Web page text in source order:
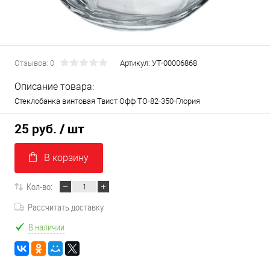
Отзывов: 0 Артикул: УТ-00006868
Описание товара:
Стеклобанка винтовая Твист Офф ТО-82-350-Глория
25 руб. / шт
В корзину
Кол-во:
Рассчитать доставку
В наличии